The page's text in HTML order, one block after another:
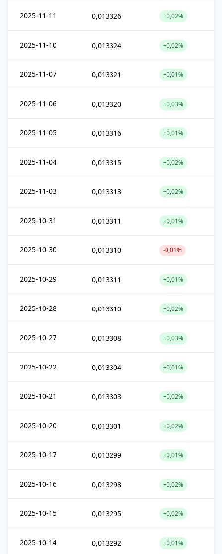
2025-11-11 0,013326 +0,02%
2025-11-10 0,013324 +0,02%
2025-11-07 0,013321 +0,01%
2025-11-06 0,013320 +0,03%
2025-11-05 0,013316 +0,01%
2025-11-04 0,013315 +0,02%
2025-11-03 0,013313 +0,02%
2025-10-31 0,013311 +0,01%
2025-10-30 0,013310 -0,01%
2025-10-29 0,013311 +0,01%
2025-10-28 0,013310 +0,02%
2025-10-27 0,013308 +0,03%
2025-10-22 0,013304 +0,01%
2025-10-21 0,013303 +0,02%
2025-10-20 0,013301 +0,02%
2025-10-17 0,013299 +0,01%
2025-10-16 0,013298 +0,02%
2025-10-15 0,013295 +0,02%
2025-10-14 0,013292 +0,01%